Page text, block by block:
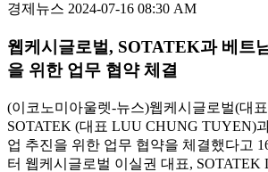
경제뉴스 2024-07-16 08:30 AM
웹케시글로벌, SOTATEK과 베트
을 위한 업무 협약 체결
(이코노미아울렛-뉴스)웹케시글로벌(대표
SOTATEK (대표 LUU CHUNG TUYEN)
업 추진을 위한 업무 협약을 체결했다고
터 웹케시글로벌 이실권 대표, SOTATEK